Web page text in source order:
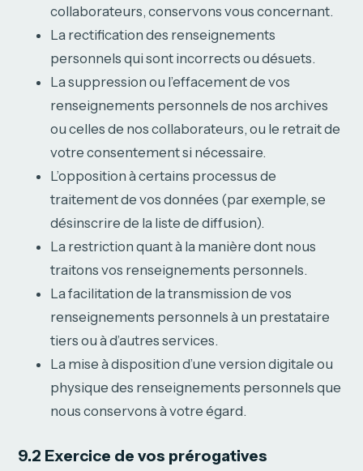
collaborateurs, conservons vous concernant.
La rectification des renseignements
personnels qui sont incorrects ou désuets.
La suppression ou l’effacement de vos
renseignements personnels de nos archives
ou celles de nos collaborateurs, ou le retrait de
votre consentement si nécessaire.
L’opposition à certains processus de
traitement de vos données (par exemple, se
désinscrire de la liste de diffusion).
La restriction quant à la manière dont nous
traitons vos renseignements personnels.
La facilitation de la transmission de vos
renseignements personnels à un prestataire
tiers ou à d’autres services.
La mise à disposition d’une version digitale ou
physique des renseignements personnels que
nous conservons à votre égard.
9.2 Exercice de vos prérogatives